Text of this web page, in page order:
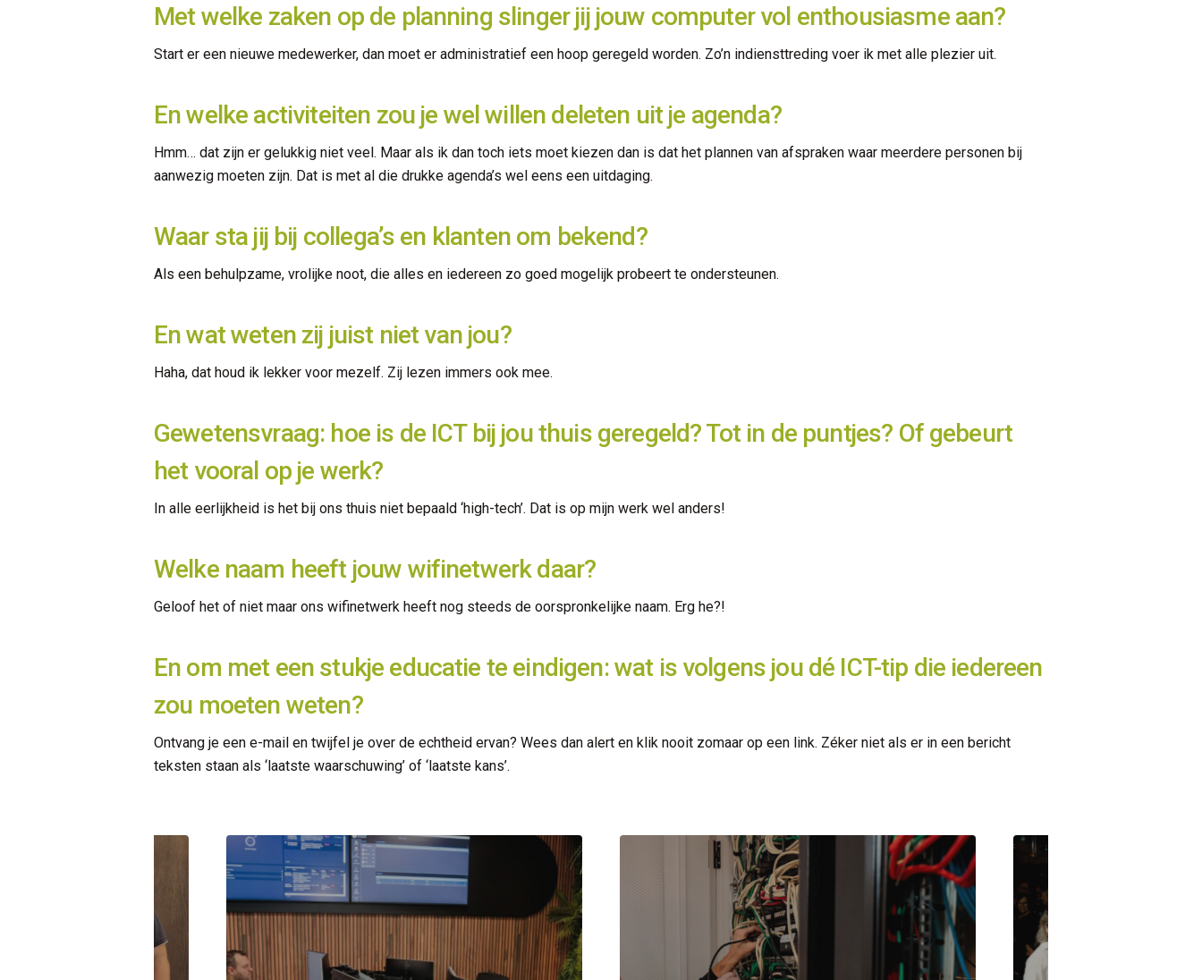
Met welke zaken op de planning slinger jij jouw computer vol enthousiasme aan?
Start er een nieuwe medewerker, dan moet er administratief een hoop geregeld worden. Zo’n indiensttreding voer ik met alle plezier uit.
En welke activiteiten zou je wel willen deleten uit je agenda?
Hmm… dat zijn er gelukkig niet veel. Maar als ik dan toch iets moet kiezen dan is dat het plannen van afspraken waar meerdere personen bij
aanwezig moeten zijn. Dat is met al die drukke agenda’s wel eens een uitdaging.
Waar sta jij bij collega’s en klanten om bekend?
Als een behulpzame, vrolijke noot, die alles en iedereen zo goed mogelijk probeert te ondersteunen.
En wat weten zij juist niet van jou?
Haha, dat houd ik lekker voor mezelf. Zij lezen immers ook mee.
Gewetensvraag: hoe is de ICT bij jou thuis geregeld? Tot in de puntjes? Of gebeurt
het vooral op je werk?
In alle eerlijkheid is het bij ons thuis niet bepaald ‘high-tech’. Dat is op mijn werk wel anders!
Welke naam heeft jouw wifinetwerk daar?
Geloof het of niet maar ons wifinetwerk heeft nog steeds de oorspronkelijke naam. Erg he?!
En om met een stukje educatie te eindigen: wat is volgens jou dé ICT-tip die iedereen
zou moeten weten?
Ontvang je een e-mail en twijfel je over de echtheid ervan? Wees dan alert en klik nooit zomaar op een link. Zéker niet als er in een bericht
teksten staan als ‘laatste waarschuwing’ of ‘laatste kans’.